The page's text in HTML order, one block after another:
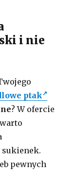
i nie
ptak
? W ofercie
pewnych